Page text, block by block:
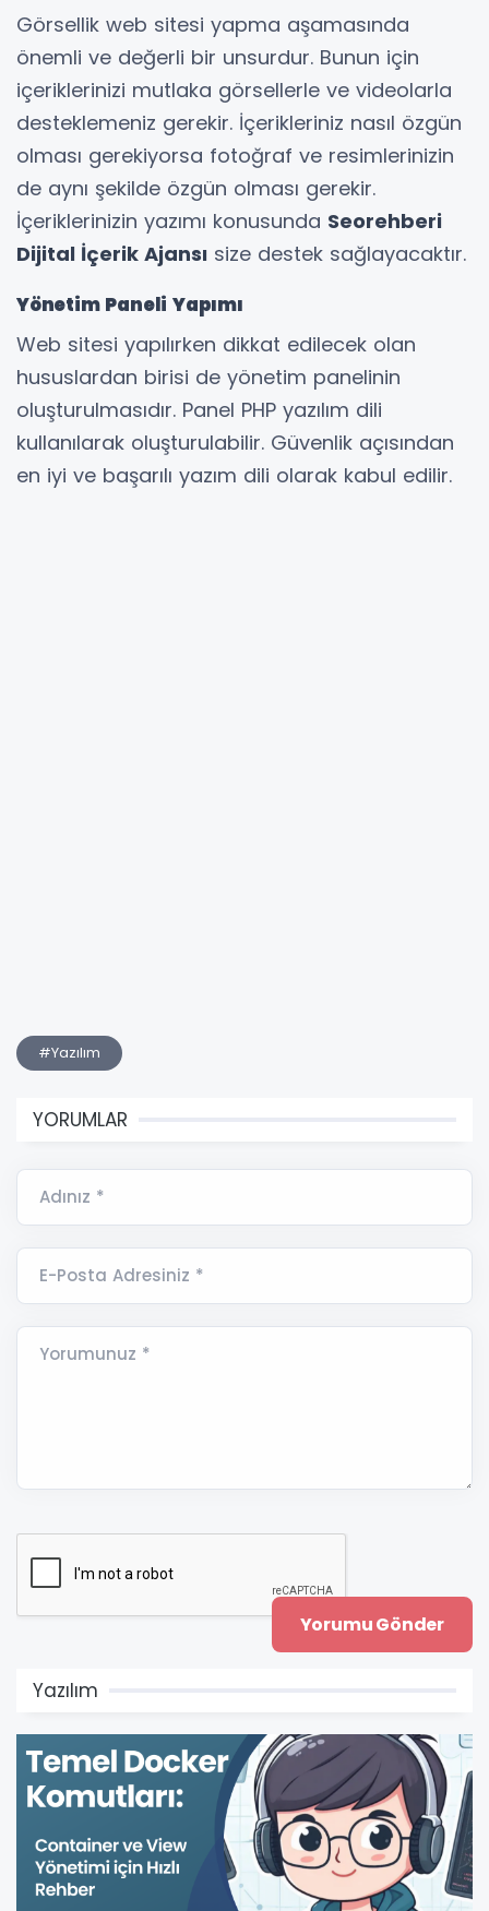
Görsellik web sitesi yapma aşamasında
önemli ve değerli bir unsurdur. Bunun için
içeriklerinizi mutlaka görsellerle ve videolarla
desteklemeniz gerekir. İçerikleriniz nasıl özgün
olması gerekiyorsa fotoğraf ve resimlerinizin
de aynı şekilde özgün olması gerekir.
İçeriklerinizin yazımı konusunda Seorehberi
Dijital İçerik Ajansı size destek sağlayacaktır.
Yönetim Paneli Yapımı
Web sitesi yapılırken dikkat edilecek olan
hususlardan birisi de yönetim panelinin
oluşturulmasıdır. Panel PHP yazılım dili
kullanılarak oluşturulabilir. Güvenlik açısından
en iyi ve başarılı yazım dili olarak kabul edilir.
#Yazılım
YORUMLAR
Adınız *
E-Posta Adresiniz *
Yorumunuz *
Yazılım